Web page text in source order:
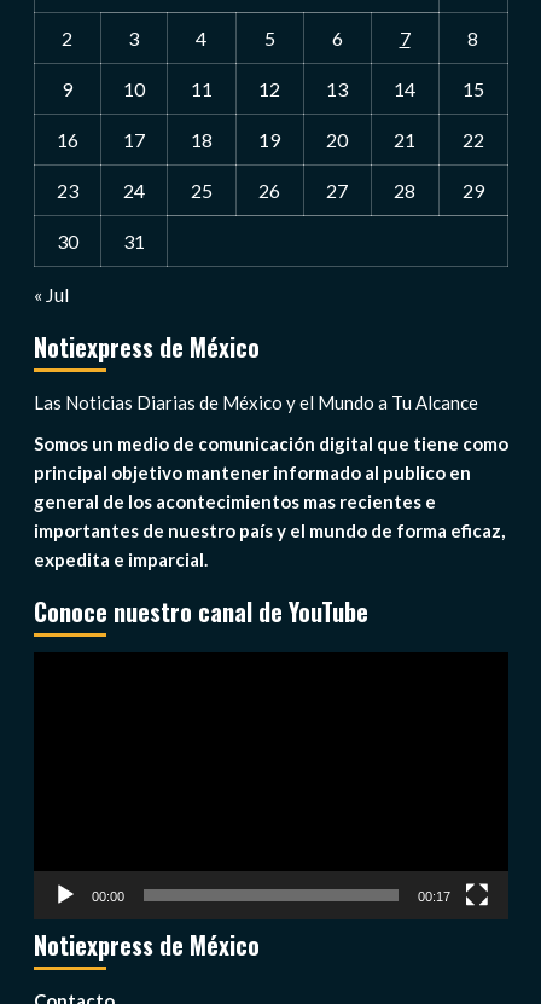
2 3 4 5 6 7 8
9 10 11 12 13 14 15
16 17 18 19 20 21 22
23 24 25 26 27 28 29
30 31
« Jul
Notiexpress de México
Las Noticias Diarias de México y el Mundo a Tu Alcance
Somos un medio de comunicación digital que tiene como
principal objetivo mantener informado al publico en
general de los acontecimientos mas recientes e
importantes de nuestro país y el mundo de forma eficaz,
expedita e imparcial.
Conoce nuestro canal de YouTube
00:00 00:17
Notiexpress de México